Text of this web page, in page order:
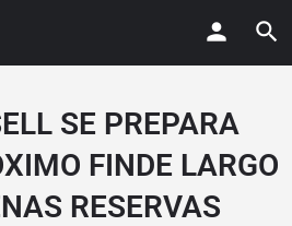
SE PREPARA
FINDE LARGO
RESERVAS